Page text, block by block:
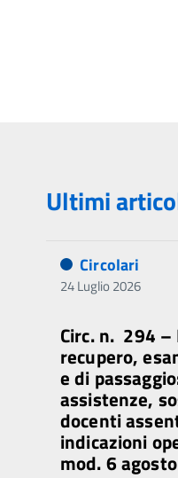
Ultimi
Circolari
24 Luglio 2026
Circ. n. 294 –
recupero,
e di
assistenze,
docenti
indicazioni
mod. 6 agosto